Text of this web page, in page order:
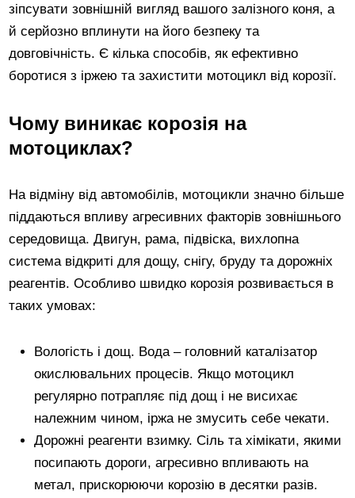
зіпсувати зовнішній вигляд вашого залізного коня, а
й серйозно вплинути на його безпеку та
довговічність. Є кілька способів, як ефективно
боротися з іржею та захистити мотоцикл від корозії.
Чому виникає корозія на
мотоциклах?
На відміну від автомобілів, мотоцикли значно більше
піддаються впливу агресивних факторів зовнішнього
середовища. Двигун, рама, підвіска, вихлопна
система відкриті для дощу, снігу, бруду та дорожніх
реагентів. Особливо швидко корозія розвивається в
таких умовах:
Вологість і дощ. Вода – головний каталізатор
окислювальних процесів. Якщо мотоцикл
регулярно потрапляє під дощ і не висихає
належним чином, іржа не змусить себе чекати.
Дорожні реагенти взимку. Сіль та хімікати, якими
посипають дороги, агресивно впливають на
метал, прискорюючи корозію в десятки разів.